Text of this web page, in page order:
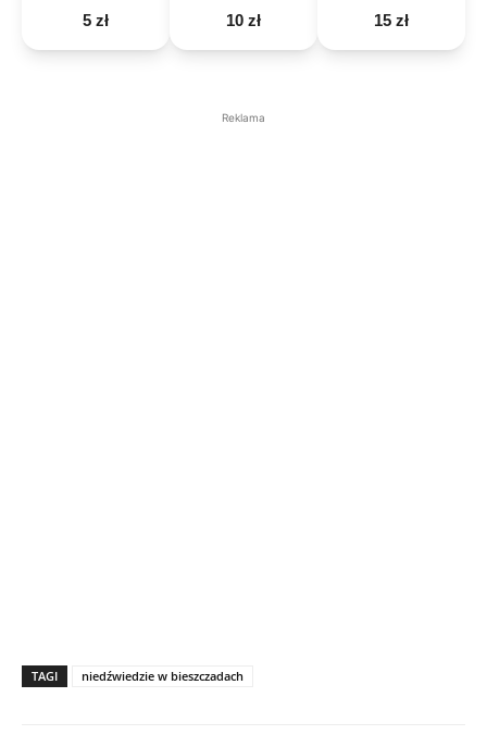
5 zł 10 zł 15 zł
Reklama
TAGI niedźwiedzie w bieszczadach